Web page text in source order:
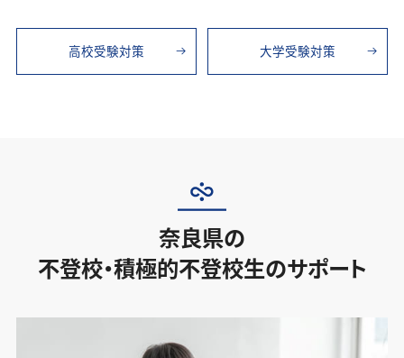
高校受験対策 大学受験対策
奈良県の
不登校・積極的不登校生のサポート